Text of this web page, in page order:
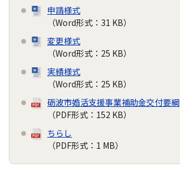
申請様式
（Word形式：31 KB）
変更様式
（Word形式：25 KB）
実績様式
（Word形式：25 KB）
砺波市婚活支援事業補助金交付要綱
（PDF形式：152 KB）
ちらし
（PDF形式：1 MB）